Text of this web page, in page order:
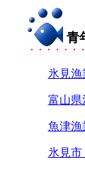
青
氷見漁
富山県
魚津漁
氷見市